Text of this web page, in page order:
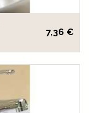
7,36 €